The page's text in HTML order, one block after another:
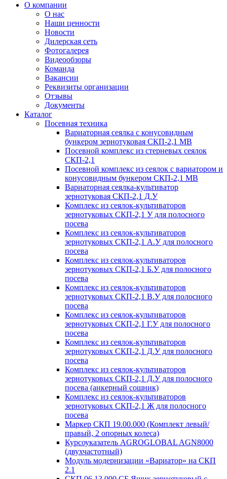
О компании
О нас
Наши ценности
Новости
Дилерская сеть
Фотогалерея
Видеообзоры
Команда
Вакансии
Реквизиты организации
Отзывы
Документы
Каталог
Посевная техника
Вариаторная сеялка с конусовидным
бункером зернотуковая СКП-2,1 МВ
Посевной комплекс из стерневых сеялок
СКП-2,1
Посевной комплекс из сеялок с вариатором и
конусовидным бункером СКП-2,1 МВ
Вариаторная сеялка-культиватор
зернотуковая СКП-2,1 Д.У
Комплекс из сеялок-культиваторов
зернотуковых СКП-2,1 У для полосного
посева
Комплекс из сеялок-культиваторов
зернотуковых СКП-2,1 А.У для полосного
посева
Комплекс из сеялок-культиваторов
зернотуковых СКП-2,1 Б.У для полосного
посева
Комплекс из сеялок-культиваторов
зернотуковых СКП-2,1 В.У для полосного
посева
Комплекс из сеялок-культиваторов
зернотуковых СКП-2,1 Г.У для полосного
посева
Комплекс из сеялок-культиваторов
зернотуковых СКП-2,1 Д.У для полосного
посева
Комплекс из сеялок-культиваторов
зернотуковых СКП-2,1 Д.У для полосного
посева (анкерный сошник)
Комплекс из сеялок-культиваторов
зернотуковых СКП-2,1 Ж для полосного
посева
Маркер СКП 19.00.000 (Комплект левый/
правый, 2 опорных колеса)
Курсоуказатель AGROGLOBAL AGN8000
(двухчастотный)
Модуль модернизации «Вариатор» на СКП
2.1